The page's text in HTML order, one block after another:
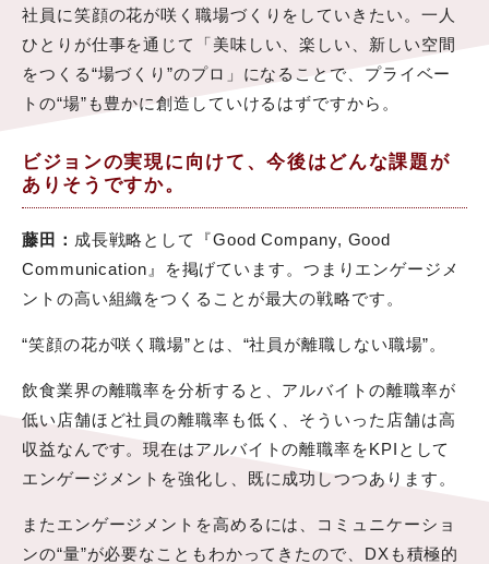
社員に笑顔の花が咲く職場づくりをしていきたい。一人
ひとりが仕事を通じて「美味しい、楽しい、新しい空間
をつくる“場づくり”のプロ」になることで、プライベー
トの“場”も豊かに創造していけるはずですから。
ビジョンの実現に向けて、今後はどんな課題が
ありそうですか。
藤田： 成長戦略として『Good Company, Good
Communication』を掲げています。つまりエンゲージメ
ントの高い組織をつくることが最大の戦略です。
“笑顔の花が咲く職場”とは、“社員が離職しない職場”。
飲食業界の離職率を分析すると、アルバイトの離職率が
低い店舗ほど社員の離職率も低く、そういった店舗は高
収益なんです。現在はアルバイトの離職率をKPIとして
エンゲージメントを強化し、既に成功しつつあります。
またエンゲージメントを高めるには、コミュニケーショ
ンの“量”が必要なこともわかってきたので、DXも積極的